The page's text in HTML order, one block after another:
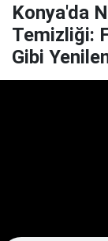
Konya'da
Temizliği:
Gibi